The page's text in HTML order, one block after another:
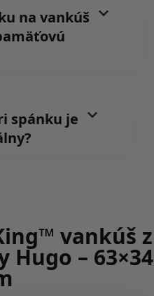
na vankúš
spánku je
vankúš z
Hugo – 63×34